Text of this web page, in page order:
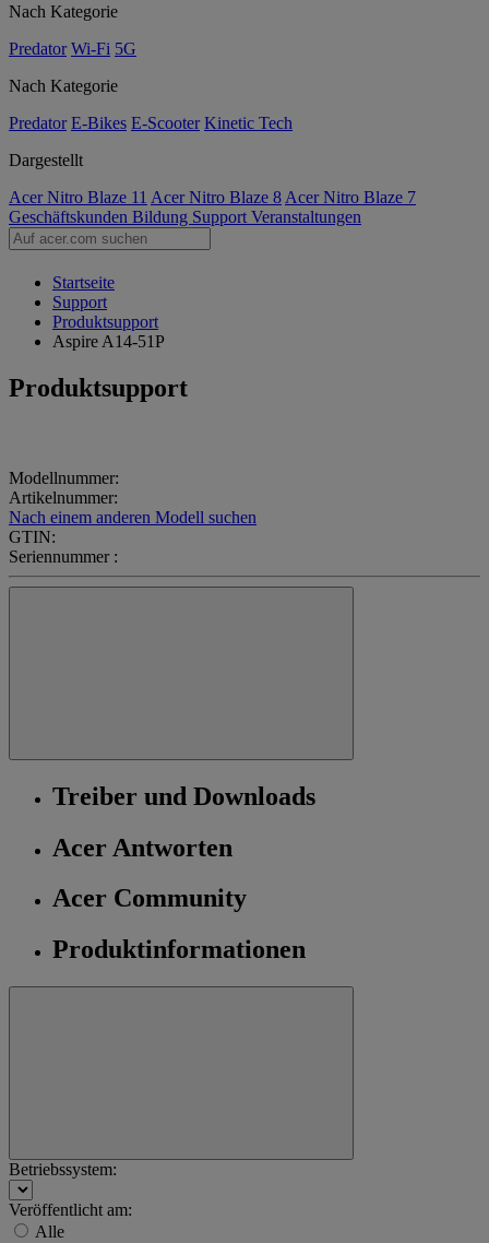
Nach Kategorie
Predator Wi-Fi 5G
Nach Kategorie
Predator E-Bikes E-Scooter Kinetic Tech
Dargestellt
Acer Nitro Blaze 11 Acer Nitro Blaze 8 Acer Nitro Blaze 7
Geschäftskunden Bildung Support Veranstaltungen
Startseite
Support
Produktsupport
Aspire A14-51P
Produktsupport
Modellnummer:
Artikelnummer:
Nach einem anderen Modell suchen
GTIN:
Seriennummer :
Treiber und Downloads
Acer Antworten
Acer Community
Produktinformationen
Betriebssystem:
Veröffentlicht am:
Alle